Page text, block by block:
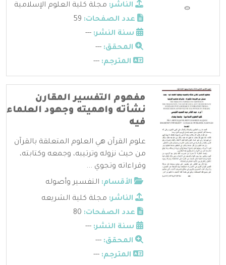
الناشر: مجلة كلية العلوم الإسلامية
عدد الصفحات:
سنة النشر: ---
المحقق: ---
المترجم: ---
مفهوم التفسير المقارن
نشأته واهميته وجهود العلماء
فيه
علوم القرآن هي العلوم المتعلقة بالقرآن
من حيث نزوله وترتيبه، وجمعه وكتابته،
وقراءاته وتجوي ...
الأقسام: التفسير وأصوله
الناشر: مجلة كلية الشريعه
عدد الصفحات:
سنة النشر: ---
المحقق: ---
المترجم: ---